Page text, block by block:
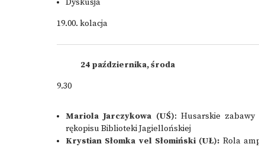
Dyskusja
19.00. kolacja
24 października, środa
9.30
Mariola Jarczykowa (UŚ): Husarskie
rękopisu Biblioteki Jagiellońskiej
Krystian Słomka vel Słomiński (UŁ): Rola